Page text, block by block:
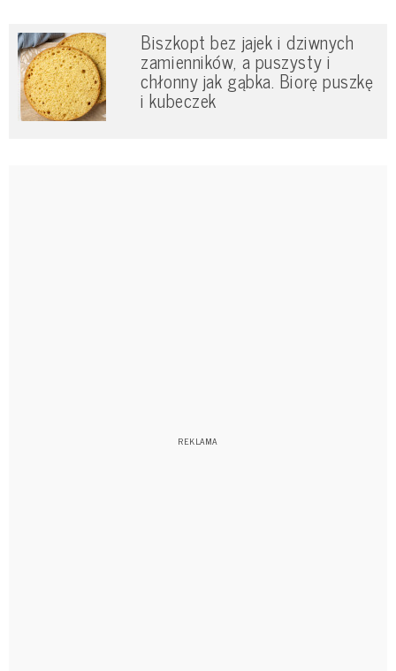
Biszkopt bez jajek i dziwnych
zamienników, a puszysty i
chłonny jak gąbka. Biorę puszkę
i kubeczek